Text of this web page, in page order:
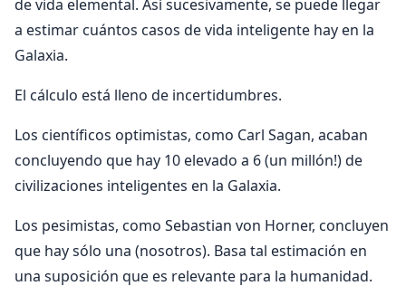
de vida elemental. Así sucesivamente, se puede llegar
a estimar cuántos casos de vida inteligente hay en la
Galaxia.
El cálculo está lleno de incertidumbres.
Los científicos optimistas, como Carl Sagan, acaban
concluyendo que hay 10 elevado a 6 (un millón!) de
civilizaciones inteligentes en la Galaxia.
Los pesimistas, como Sebastian von Horner, concluyen
que hay sólo una (nosotros). Basa tal estimación en
una suposición que es relevante para la humanidad.